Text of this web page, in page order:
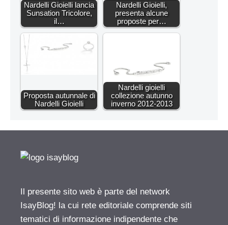
Nardelli Gioielli lancia
Sunsation Tricolore,
il…
Nardelli Gioielli,
presenta alcune
proposte per…
Proposta autunnale di
Nardelli Gioielli
Nardelli gioielli
collezione autunno
inverno 2012-2013
Il presente sito web è parte del network
IsayBlog! la cui rete editoriale comprende siti
tematici di informazione indipendente che